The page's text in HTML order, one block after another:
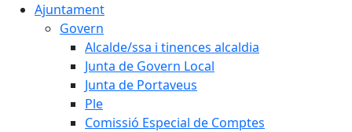
Ajuntament
Govern
Alcalde/ssa i tinences alcaldia
Junta de Govern Local
Junta de Portaveus
Ple
Comissió Especial de Comptes